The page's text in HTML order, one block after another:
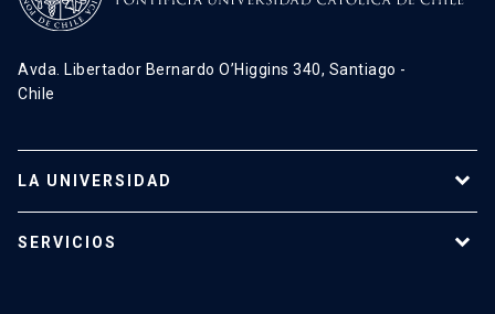
Avda. Libertador Bernardo O’Higgins 340, Santiago -
Chile
LA UNIVERSIDAD
SERVICIOS